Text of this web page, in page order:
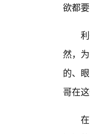
欲都
然，
的、
哥在